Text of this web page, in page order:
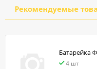
Рекомендуемые
Батарейка
4 шт